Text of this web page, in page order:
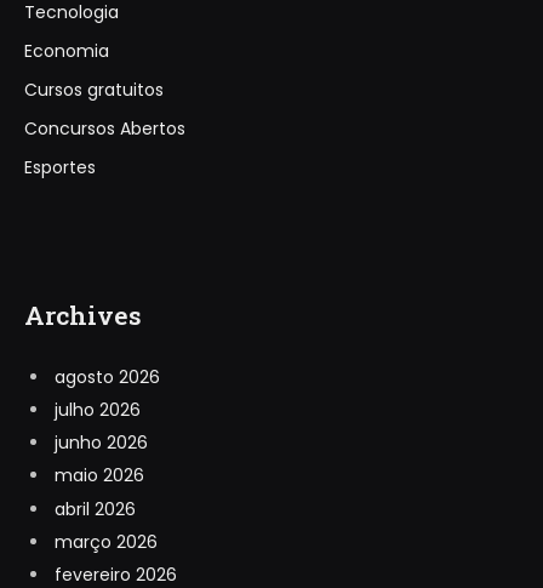
Tecnologia
Economia
Cursos gratuitos
Concursos Abertos
Esportes
Archives
agosto 2026
julho 2026
junho 2026
maio 2026
abril 2026
março 2026
fevereiro 2026